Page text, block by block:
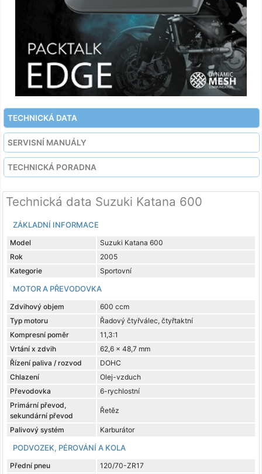
TECHNICKÁ DATA
SERVISNÍ MANUÁLY
TECHNICKÁ PORADNA
Technická data Suzuki Katana 600
ZÁKLADNÍ INFORMACE
Model
Suzuki Katana 600
Rok
2005
Kategorie
Sportovní
MOTOR A PŘEVODOVKA
Zdvihový objem
600 ccm
Typ motoru
Řadový čtyřválec, čtyřtaktní
Kompresní poměr
11,3:1
Vrtání x zdvih
62,6 x 48,7 mm
Řízení paliva / rozvod
DOHC
Chlazení
Olej-vzduch
Převodovka
6-rychlostní
Primární převod,
sekundární převod
Řetěz
Palivový systém Karburátor
PODVOZEK, PÉROVÁNÍ A KOLA
Přední pneu
120/70-ZR17